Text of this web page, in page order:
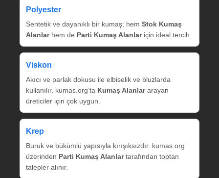
Polyester
Sentetik ve dayanıklı bir kumaş; hem Stok Kumaş
Alanlarhem de Parti Kumaş Alanlariçin ideal tercih.
Viskon
Akıcı ve parlak dokusu ile elbiselik ve bluzlarda
kullanılır. kumas.org’ta Kumaş Alanlararayan
üreticiler için çok uygun.
Krep
Buruk ve bükümlü yapısıyla kırışıksızdır. kumas.org
üzerinden Parti Kumaş Alanlartarafından toptan
talepler alınır.